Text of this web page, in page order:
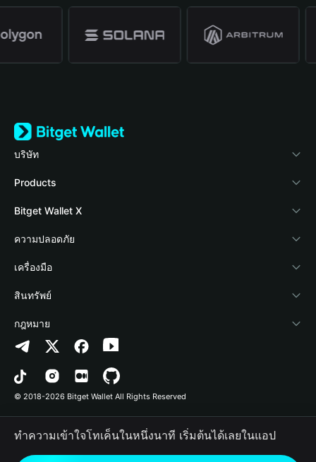
บริษัท
เกี่ยวกับ Bitget Wallet
Blog
Academy
ข่าวสารด้านคริปโต
ศูนย์ช่วยเหลือ
ติดต่อเรา
ทรัพยากรข้อมูลของแบรนด์
อาชีพ
Products
Crypto Card
Stablecoin Earn
Payfi Crypto
Crypto Swap API
Altcoin Season Index
Prediction Markets
DApp
RWA
Bitget Wallet X
นักพัฒนา
เชื่อมต่อ Wallet
Bitget Wallet Pay
ลิสต์โปรเจกต์
ความปลอดภัย
Protection Fund
เทคโนโลยีความปลอดภัย
เครื่องมือ
ซื้อคริปโต
การตรวจจับการอนุญาต
การตรวจจับสัญญา
การโอนเป็นชุด
สินทรัพย์
Arbitrum
Avalanche
Bitcoin
Polygon
กฎหมาย
นโยบายความเป็นส่วนตัว
ข้อตกลงในการใช้บริการ
© 2018-2026 Bitget Wallet All Rights Reserved
ทำความเข้าใจโทเค็นในหนึ่งนาที เริ่มต้นได้เลยในแอป